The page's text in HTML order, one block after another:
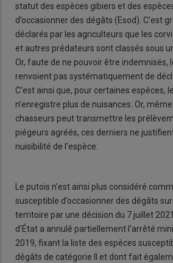
statut des espèces gibiers et des
d’occasionner des dégâts (Esod). C’est
déclarés par les agriculteurs que les
et autres prédateurs sont classés sous
Or, faute de ne pouvoir être indemnisés,
renvoient pas systématiquement de
C’est ainsi que, pour certaines espèces,
n’enregistre plus de nuisances. Or,
chasseurs peut transmettre les
piégeurs agréés, ces derniers ne
nuisibilité de l’espèce.
Le putois n’est ainsi plus considéré
susceptible d’occasionner des dégâts
territoire par une décision du 7 juillet
d’État a annulé partiellement l’arrêté
2019, fixant la liste des espèces
dégâts de catégorie II et dont fait